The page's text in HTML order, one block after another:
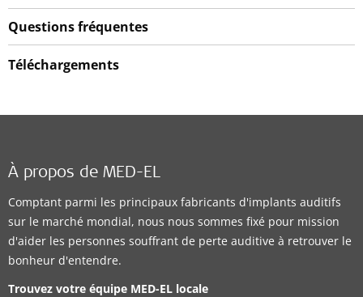
Questions fréquentes
Téléchargements
À propos de MED-EL
Comptant parmi les principaux fabricants d'implants auditifs
sur le marché mondial, nous nous sommes fixé pour mission
d'aider les personnes souffrant de perte auditive à retrouver le
bonheur d'entendre.
Trouvez votre équipe MED-EL locale